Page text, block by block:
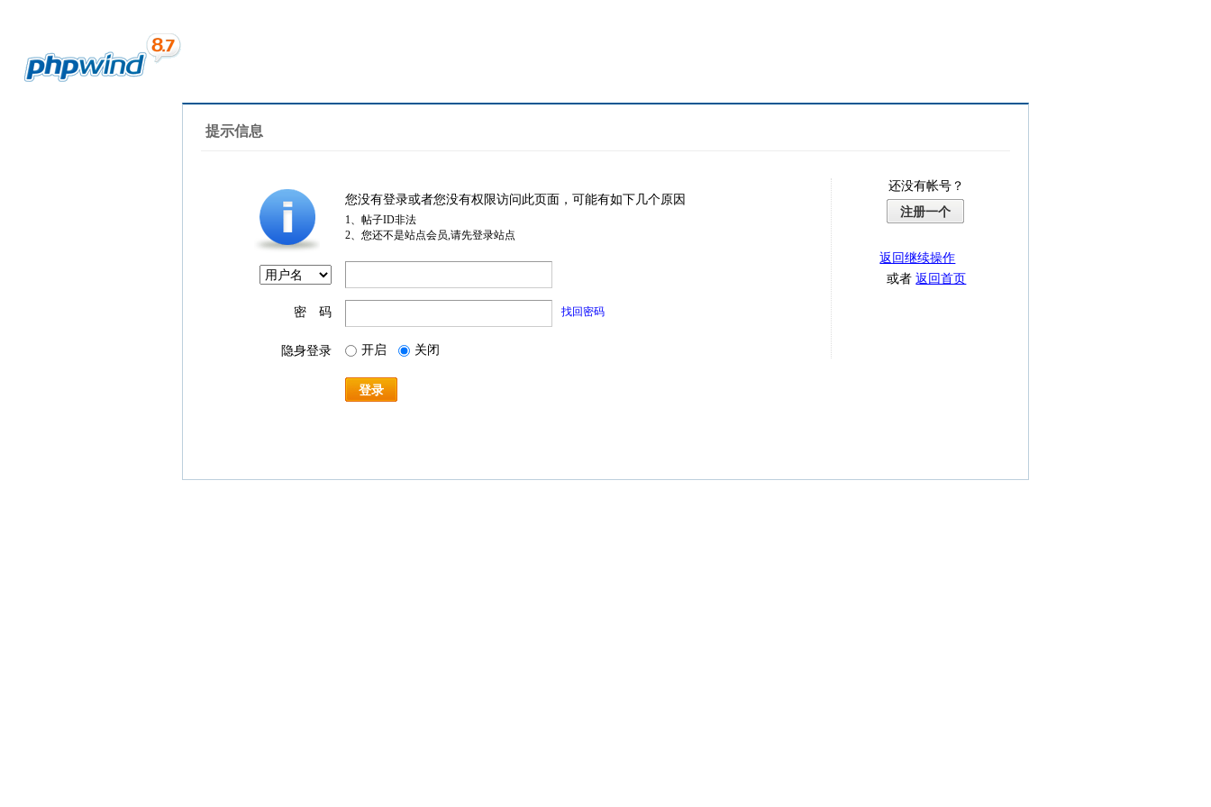
提示信息
您没有登录或者您没有权限访问此页面，可能有如下几个原因
1、帖子ID非法
2、您还不是站点会员,请先登录站点
密 码 找回密码
隐身登录 开启 关闭
登录
还没有帐号？
注册一个
返回继续操作
或者返回首页